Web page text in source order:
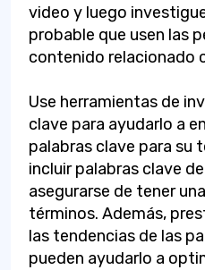
video y luego
probable que usen las
contenido relacionado
Use herramientas de
clave para ayudarlo a
palabras clave para su
incluir palabras clave
asegurarse de tener
términos. Además,
las tendencias de las
pueden ayudarlo a